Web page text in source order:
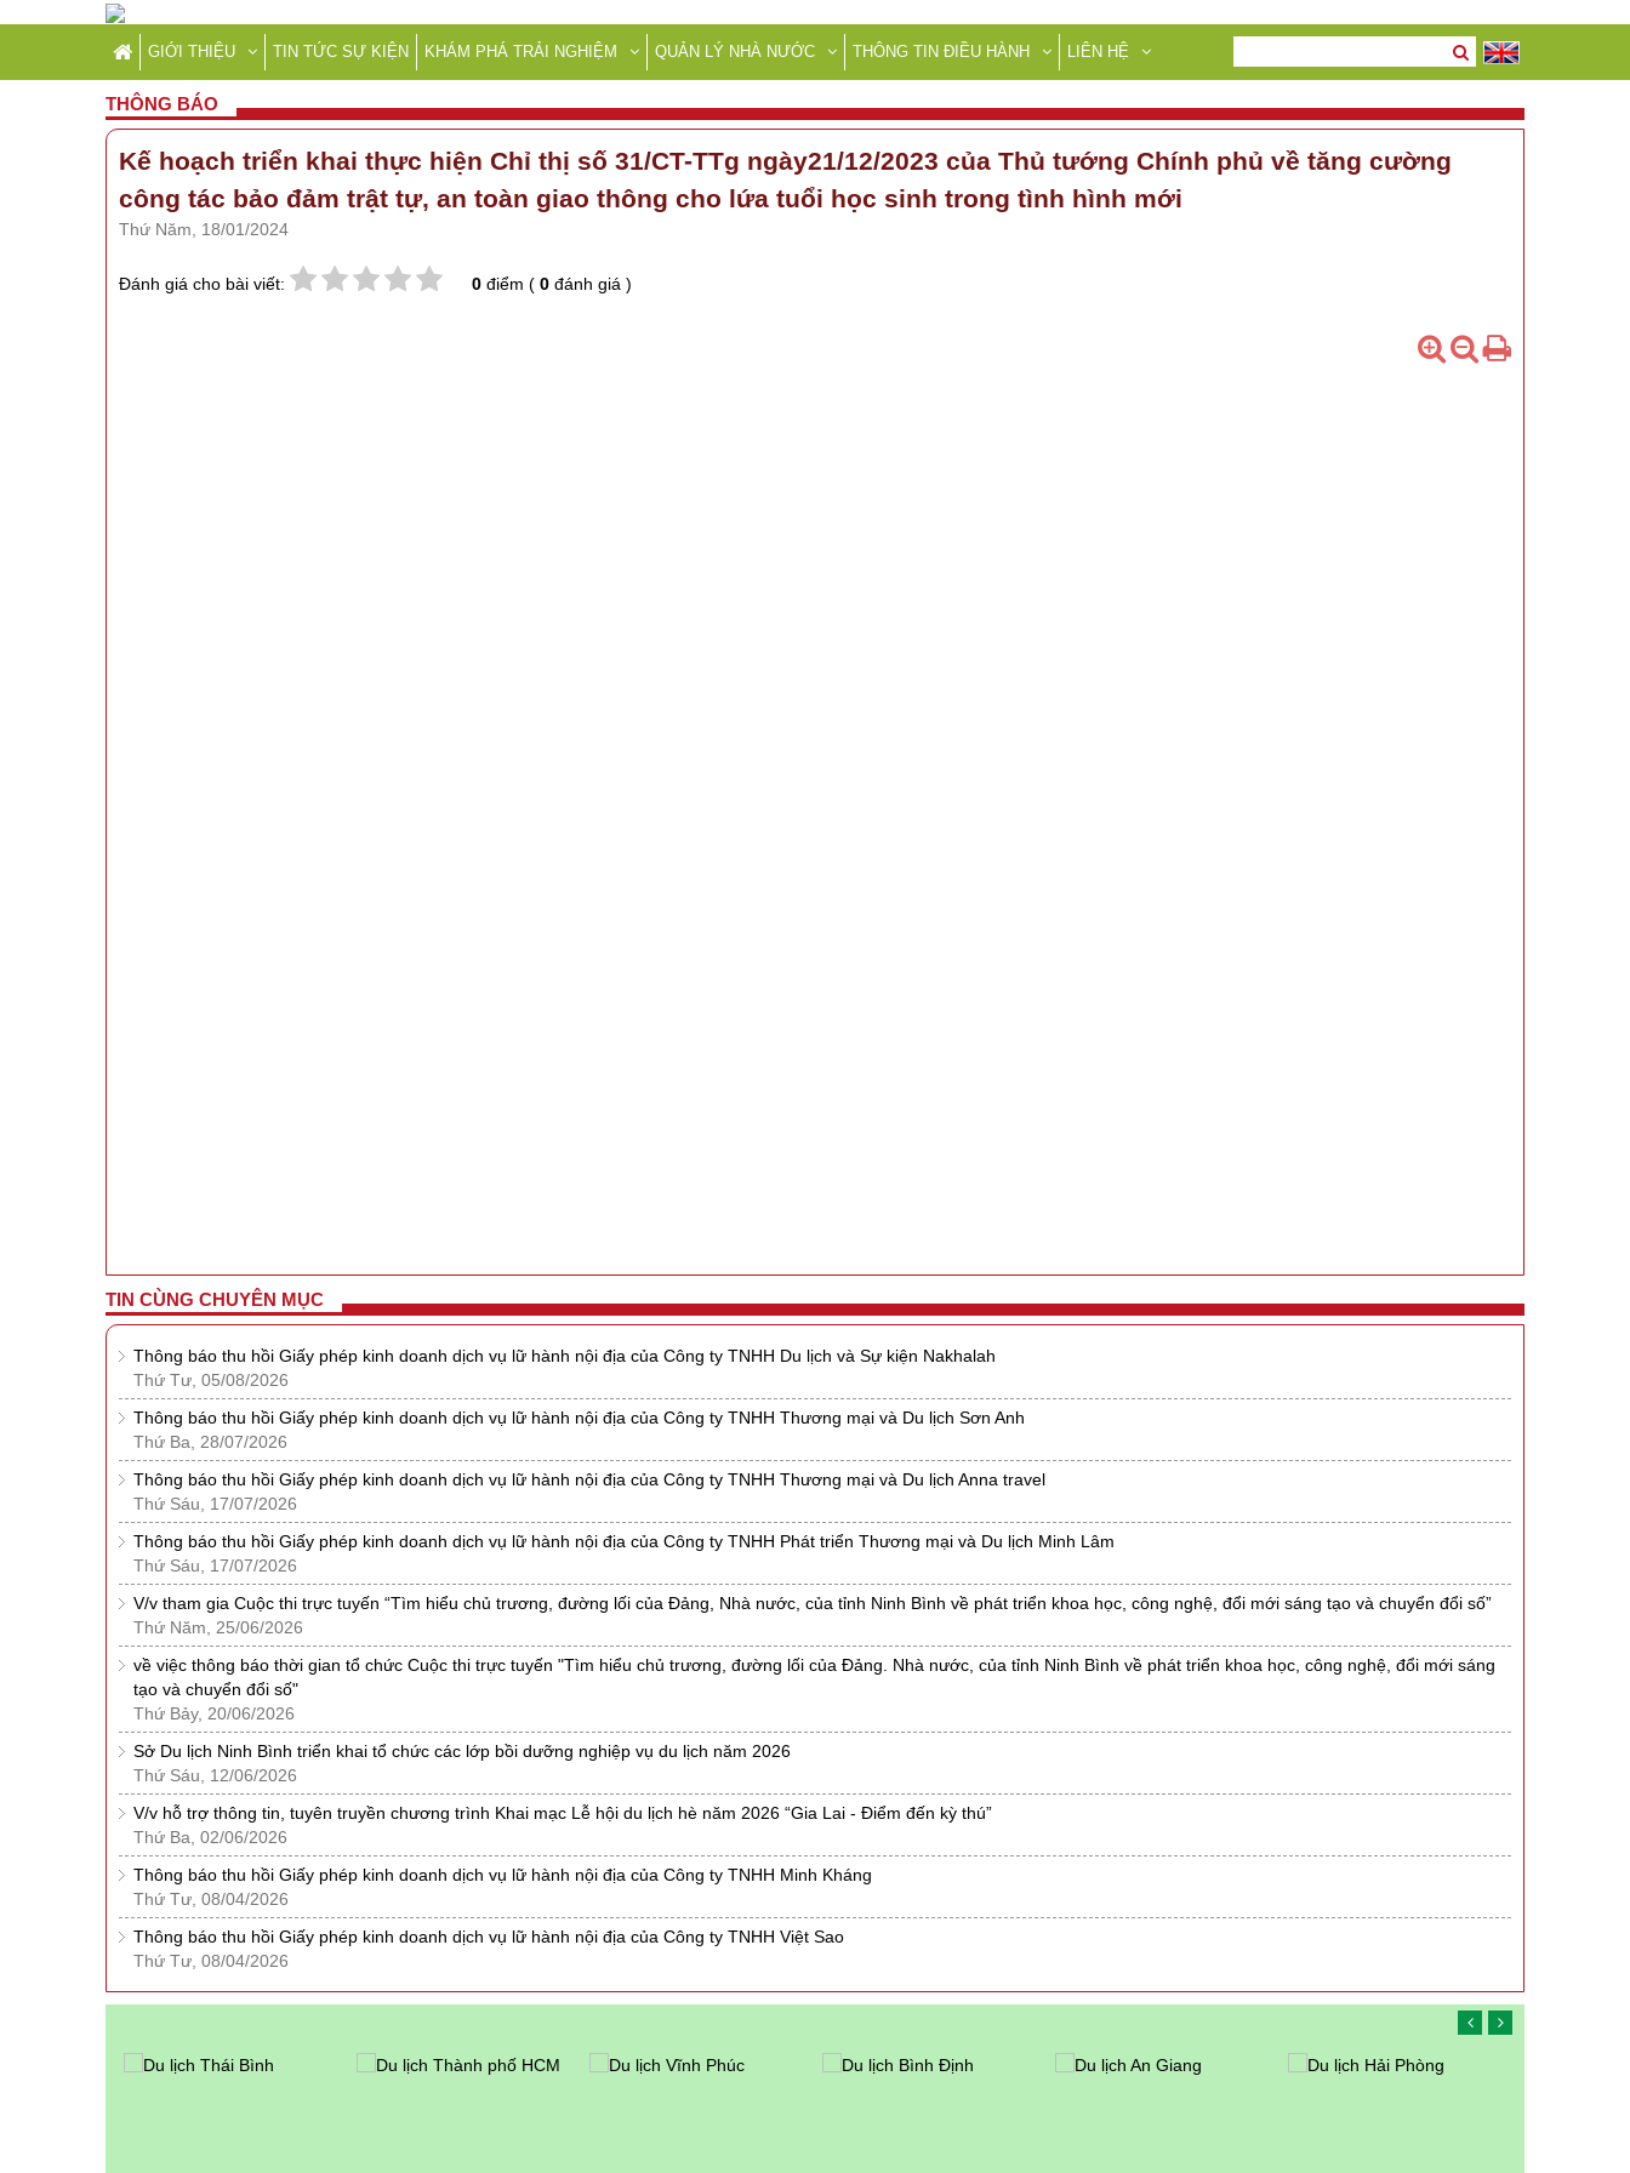
GIỚI THIỆU TIN TỨC SỰ KIỆN KHÁM PHÁ TRẢI NGHIỆM QUẢN LÝ NHÀ NƯỚC THÔNG TIN ĐIỀU HÀNH LIÊN HỆ
THÔNG BÁO
Kế hoạch triển khai thực hiện Chỉ thị số 31/CT-TTg ngày21/12/2023 của Thủ tướng Chính phủ về tăng cường
công tác bảo đảm trật tự, an toàn giao thông cho lứa tuổi học sinh trong tình hình mới
Thứ Năm, 18/01/2024
Đánh giá cho bài viết: 0 điểm ( 0 đánh giá )
TIN CÙNG CHUYÊN MỤC
Thông báo thu hồi Giấy phép kinh doanh dịch vụ lữ hành nội địa của Công ty TNHH Du lịch và Sự kiện Nakhalah
Thứ Tư, 05/08/2026
Thông báo thu hồi Giấy phép kinh doanh dịch vụ lữ hành nội địa của Công ty TNHH Thương mại và Du lịch Sơn Anh
Thứ Ba, 28/07/2026
Thông báo thu hồi Giấy phép kinh doanh dịch vụ lữ hành nội địa của Công ty TNHH Thương mại và Du lịch Anna travel
Thứ Sáu, 17/07/2026
Thông báo thu hồi Giấy phép kinh doanh dịch vụ lữ hành nội địa của Công ty TNHH Phát triển Thương mại và Du lịch Minh Lâm
Thứ Sáu, 17/07/2026
V/v tham gia Cuộc thi trực tuyến “Tìm hiểu chủ trương, đường lối của Đảng, Nhà nước, của tỉnh Ninh Bình về phát triển khoa học, công nghệ, đổi mới sáng tạo và chuyển đổi số”
Thứ Năm, 25/06/2026
về việc thông báo thời gian tổ chức Cuộc thi trực tuyến "Tìm hiểu chủ trương, đường lối của Đảng. Nhà nước, của tỉnh Ninh Bình về phát triển khoa học, công nghệ, đổi mới sáng
tạo và chuyển đổi số"
Thứ Bảy, 20/06/2026
Sở Du lịch Ninh Bình triển khai tổ chức các lớp bồi dưỡng nghiệp vụ du lịch năm 2026
Thứ Sáu, 12/06/2026
V/v hỗ trợ thông tin, tuyên truyền chương trình Khai mạc Lễ hội du lịch hè năm 2026 “Gia Lai - Điểm đến kỳ thú”
Thứ Ba, 02/06/2026
Thông báo thu hồi Giấy phép kinh doanh dịch vụ lữ hành nội địa của Công ty TNHH Minh Kháng
Thứ Tư, 08/04/2026
Thông báo thu hồi Giấy phép kinh doanh dịch vụ lữ hành nội địa của Công ty TNHH Việt Sao
Thứ Tư, 08/04/2026